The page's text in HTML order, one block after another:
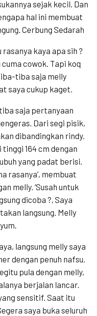
sejak kecil. Dan
hal ini membuat
Cerbung Sedarah
kaya apa sih ?
cowok. Tapi koq
tiba saja melly
saya cukup kaget.
saja pertanyaan
Dari segi pisik,
dibandingkan rindy.
164 cm dengan
yang padat berisi.
rasanya’, membuat
melly. ‘Susah untuk
dicoba ?, Saya
langsung. Melly
langsung melly saya
dengan penuh nafsu.
pula dengan melly,
berjalan lancar.
sensitif. Saat itu
saya buka seluruh